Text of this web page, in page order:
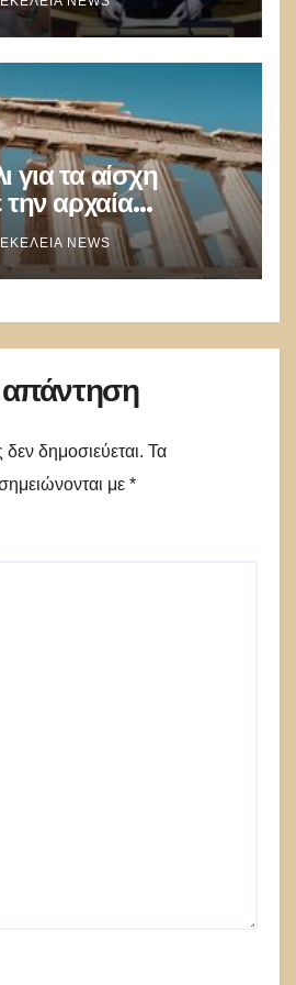
και
την
για τα αίσχη
αρχαία
NEWS
δημοσιεύεται. Τα
με *